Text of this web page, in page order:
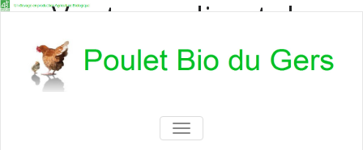
Vente en direct de
poulets bio
Vente en direct de poulets bio aux
particuliers et professionnels
TOGGLE
NAVIGATION